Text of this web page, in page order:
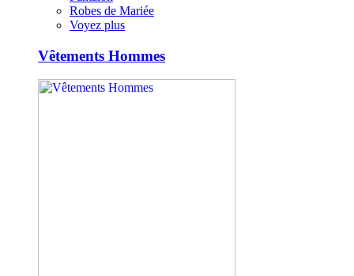
Robes de Mariée
Voyez plus
Vêtements Hommes